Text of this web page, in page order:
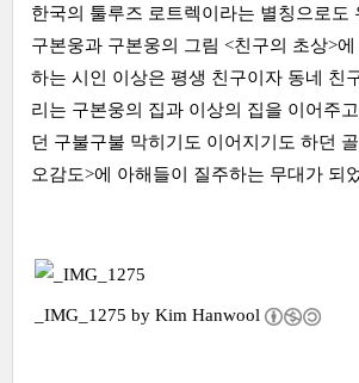
한국의 툴루즈 로트렉이라는 별칭으로도
구본웅과 구본웅의 그림 <친구의 초상>
하는 시인 이상은 평생 친구이자 동네 친
리는 구본웅의 집과 이상의 집을 이어주
던 구불구불 막히기도 이어지기도 하던
오감도>에 아해들이 질주하는 무대가 되
_IMG_1275 by Kim Hanwool